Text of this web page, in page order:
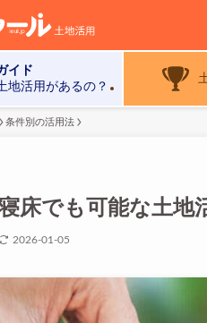
イド
地活用があるの？
条件別の活用法
床でも可能な土地
2026-01-05